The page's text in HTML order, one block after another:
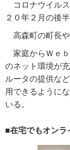
コロナウイル
２０年２月の後
高森町の町長
家庭からＷｅ
のネット環境が
ルータの提供な
用できるように
いる。
■在宅でもオンラ